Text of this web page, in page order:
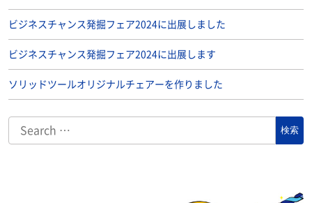
ビジネスチャンス発掘フェア2024に出展しました
ビジネスチャンス発掘フェア2024に出展します
ソリッドツールオリジナルチェアーを作りました